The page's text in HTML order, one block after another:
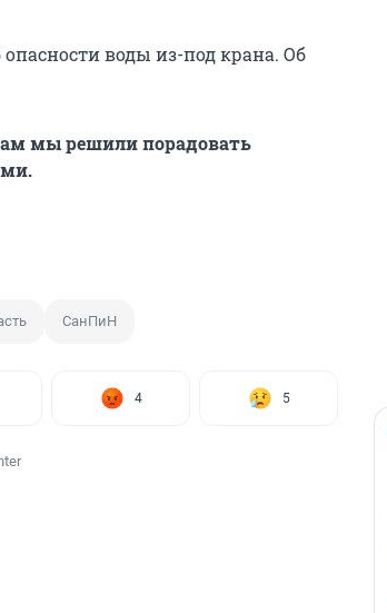
воды из-под крана. Об
мы решили порадовать
СанПиН
4 5